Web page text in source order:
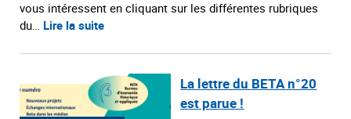
vous intéressent en cliquant sur les différentes rubriques
du… Lire la suite
La lettre du BETA n°20
est parue !